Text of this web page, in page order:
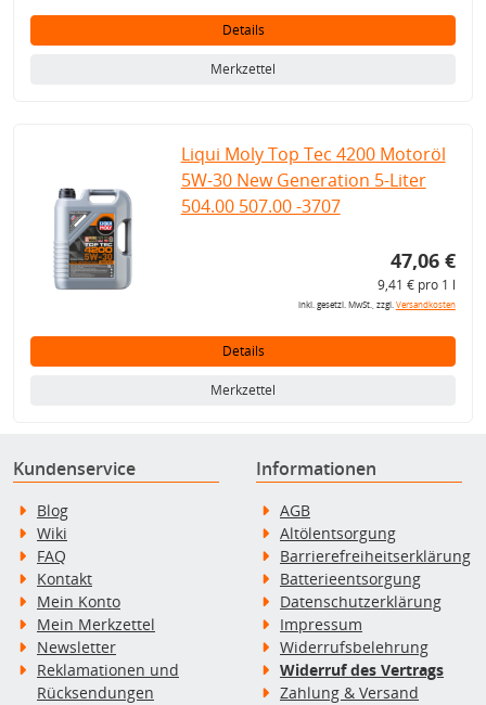
Details
Merkzettel
Liqui Moly Top Tec 4200 Motoröl
5W-30 New Generation 5-Liter
504.00 507.00 -3707
47,06 €
9,41 € pro 1 l
inkl. gesetzl. MwSt., zzgl.Versandkosten
Details
Merkzettel
Kundenservice
Blog
Wiki
FAQ
Kontakt
Mein Konto
Mein Merkzettel
Newsletter
Reklamationen und
Rücksendungen
Informationen
AGB
Altölentsorgung
Barrierefreiheitserklärung
Batterieentsorgung
Datenschutzerklärung
Impressum
Widerrufsbelehrung
Widerruf des Vertrags
Zahlung & Versand